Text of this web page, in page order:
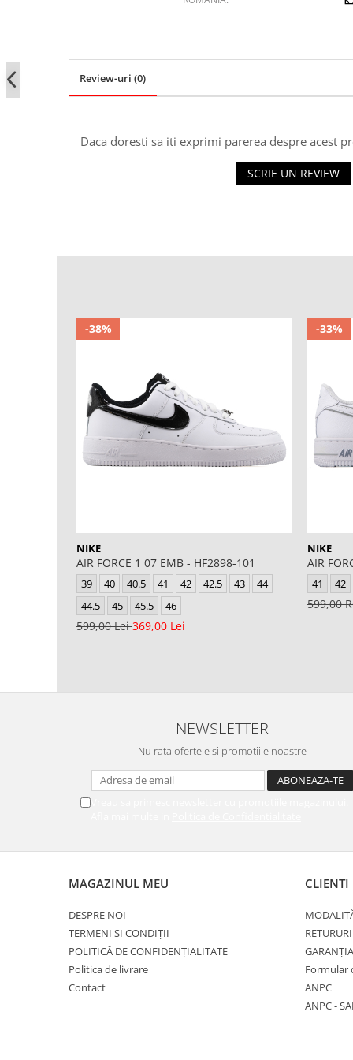
Review-uri (0)
Daca doresti sa iti exprimi parerea despre acest
SCRIE UN REVIEW
-38%
NIKE
AIR FORCE 1 07 EMB - HF2898-101
39 40 40.5 41 42 42.5 43
44
44.5
45 45.5 46
599,00 Lei369,00 Lei
-33%
NIKE
AIR
41 42
599,00
NEWSLETTER
Nu rata ofertele si promotiile noastre
MAGAZINUL MEU
DESPRE NOI
TERMENI SI CONDIȚII
POLITICĂ DE CONFIDENȚIALITATE
Politica de livrare
Contact
CLIENTI
Formular
ANPC
ANPC -